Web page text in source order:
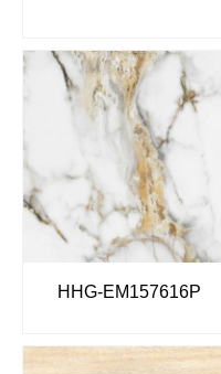
HHG-EM157616P